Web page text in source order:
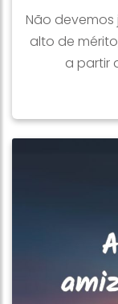
Não
alto de
a partir